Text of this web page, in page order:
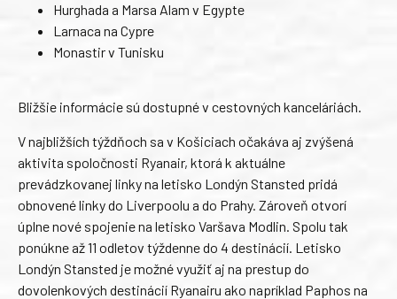
Hurghada a Marsa Alam v Egypte
Larnaca na Cypre
Monastir v Tunisku
Bližšie informácie sú dostupné v cestovných kanceláriách.
V najbližších týždňoch sa v Košiciach očakáva aj zvýšená
aktivita spoločnosti Ryanair, ktorá k aktuálne
prevádzkovanej linky na letisko Londýn Stansted pridá
obnovené linky do Liverpoolu a do Prahy. Zároveň otvorí
úplne nové spojenie na letisko Varšava Modlin. Spolu tak
ponúkne až 11 odletov týždenne do 4 destinácií. Letisko
Londýn Stansted je možné využiť aj na prestup do
dovolenkových destinácií Ryanairu ako napríklad Paphos na